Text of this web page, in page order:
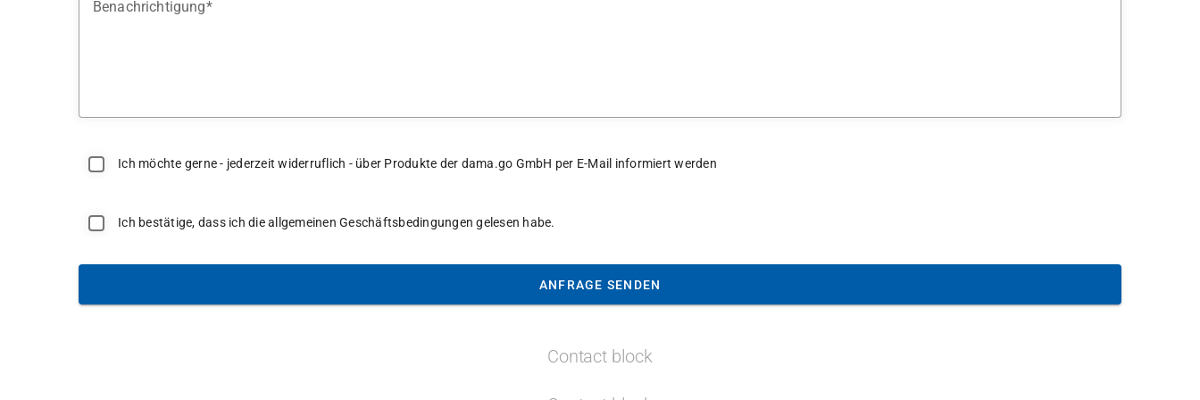
Benachrichtigung
Ich möchte gerne - jederzeit widerruflich - über Produkte der dama.go GmbH per E-Mail informiert werden
Ich bestätige, dass ich die allgemeinen Geschäftsbedingungen gelesen habe.
ANFRAGE SENDEN
Contact block